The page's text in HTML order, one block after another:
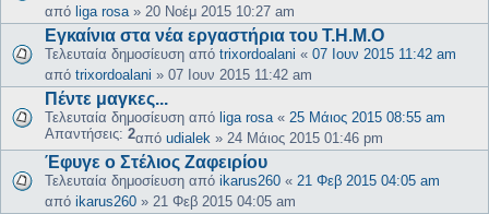
από liga rosa » 20 Νοέμ 2015 10:27 am
Εγκαίνια στα νέα εργαστήρια του Τ.Η.Μ.Ο
Τελευταία δημοσίευση από trixordoalani « 07 Ιουν 2015 11:42 am
από trixordoalani » 07 Ιουν 2015 11:42 am
Πέντε μαγκες...
Τελευταία δημοσίευση από liga rosa « 25 Μάιος 2015 08:55 am
Απαντήσεις: 2από udialek » 24 Μάιος 2015 01:46 pm
Έφυγε ο Στέλιος Ζαφειρίου
Τελευταία δημοσίευση από ikarus260 « 21 Φεβ 2015 04:05 am
από ikarus260 » 21 Φεβ 2015 04:05 am